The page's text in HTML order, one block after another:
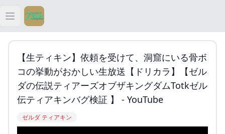
Open main menu
ティアキン
ティアキン 祠
ティアキン 武器
【生ティキン】依頼を受けて、洞窟にいる骨ボ
コの挙動がおかしい生放送【ドリカラ】【ゼル
ダの伝説ティアーズオブザキングダムTotkゼル
伝ティアキンバグ検証 】 - YouTube
ゼルダ ティアキン